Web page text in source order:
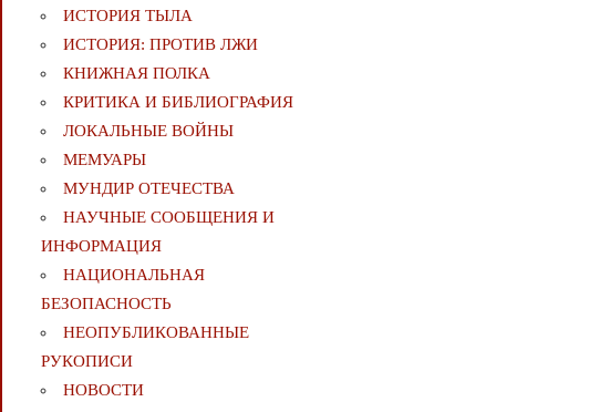
ИСТОРИЯ ТЫЛА
ИСТОРИЯ: ПРОТИВ ЛЖИ
КНИЖНАЯ ПОЛКА
КРИТИКА И БИБЛИОГРАФИЯ
ЛОКАЛЬНЫЕ ВОЙНЫ
МЕМУАРЫ
МУНДИР ОТЕЧЕСТВА
НАУЧНЫЕ СООБЩЕНИЯ И
ИНФОРМАЦИЯ
НАЦИОНАЛЬНАЯ
БЕЗОПАСНОСТЬ
НЕОПУБЛИКОВАННЫЕ
РУКОПИСИ
НОВОСТИ